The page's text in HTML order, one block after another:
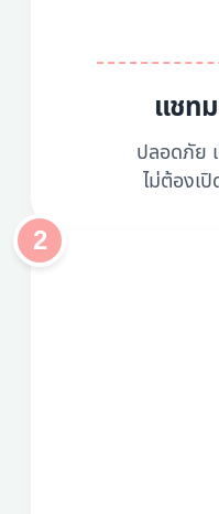
แชทม
ปลอดภัย
ไม่ต้องเ
2